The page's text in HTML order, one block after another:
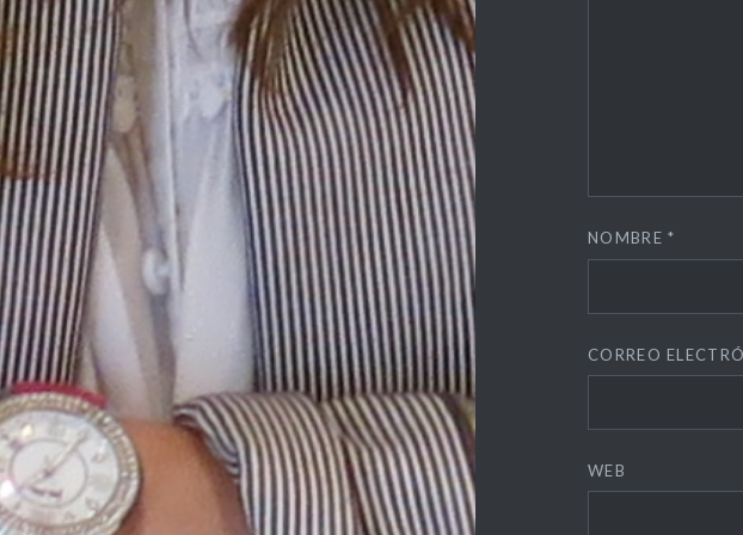
NOMBRE*
CORREO
WEB